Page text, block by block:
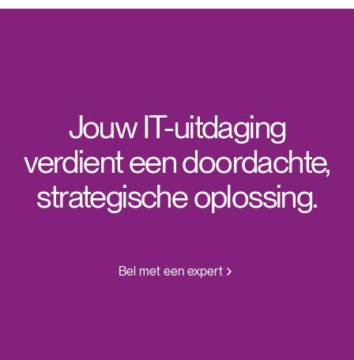
Jouw IT-uitdaging
verdient een doordachte,
strategische oplossing.
Bel met een expert